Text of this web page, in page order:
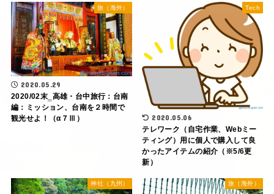
旅（海外）
2020.05.29
2020/02末‗高雄・台中旅行：台南
編：ミッション、台南を２時間で
観光せよ！（α７Ⅲ）
Tech
2020.05.06
テレワーク（自宅作業、Webミー
ティング）用に個人で購入して良
かったアイテムの紹介（※5/6更
新）
神社（九州） 旅（海外）